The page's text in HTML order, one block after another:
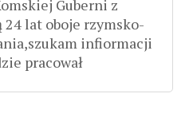
Guberni z
24 lat oboje rzymsko-
infiormacji
pracował